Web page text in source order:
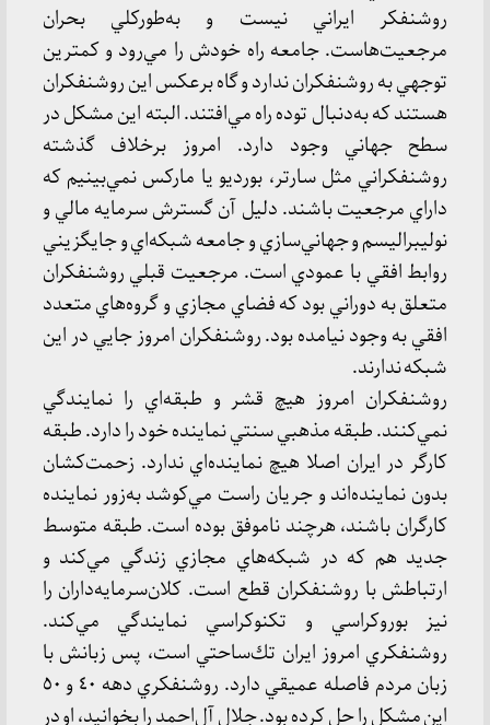
روشنفكر ايراني نيست و به‌طور‌كلي بحران
مرجعيت‌هاست. جامعه راه خودش را مي‌رود و كمترين
توجهي به روشنفكران ندارد و گاه برعكس اين روشنفكران
هستند كه به‌دنبال توده راه مي‌افتند. البته اين مشكل در
سطح جهاني وجود دارد. امروز بر‌خلاف گذشته
روشنفكراني مثل سارتر، بورديو يا ماركس نمي‌بينيم كه
داراي مرجعيت باشند. دليل آن گسترش سرمايه مالي و
نوليبراليسم و جهاني‌سازي و جامعه شبكه‌اي و جايگزيني
روابط افقي با عمودي است. مرجعيت قبلي روشنفكران
متعلق به دوراني بود كه فضاي مجازي و گروه‌هاي متعدد
افقي به وجود نيامده بود. روشنفكران امروز جايي در اين
شبكه ندارند.
روشنفكران امروز هيچ قشر و طبقه‌اي را نمايندگي
نمي‌كنند. طبقه مذهبي سنتي نماينده خود را دارد. طبقه
كارگر در ايران اصلا هيچ نماينده‌اي ندارد. زحمت‌كشان
بدون نماينده‌اند و جريان راست مي‌كوشد به‌زور نماينده
كارگران باشند، هرچند ناموفق بوده است. طبقه متوسط
جديد هم كه در شبكه‌هاي مجازي زندگي مي‌كند و
ارتباطش با روشنفكران قطع است. كلان‌سرمايه‌داران را
نیز بوروكراسي و تكنوكراسي نمايندگي مي‌كند.
روشنفكري امروز ايران تك‌ساحتي است، پس زبانش با
زبان مردم فاصله عميقي دارد. روشنفكري دهه ٤٠ و ٥٠
اين مشكل را حل كرده بود. جلال آل‌احمد را بخوانيد، او در